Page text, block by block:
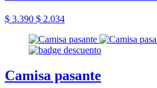
$ 3.390 $ 2.034
Camisa pasante